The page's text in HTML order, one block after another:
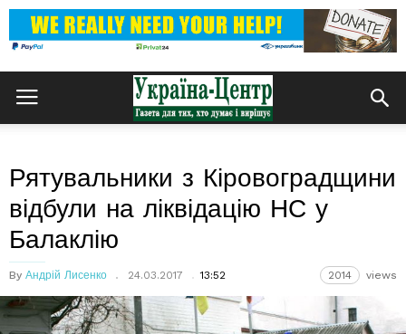
Рятувальники з Кіровоградщини
відбули на ліквідацію НС у
Балаклію
By Андрій Лисенко 24.03.2017 13:52 2014 views